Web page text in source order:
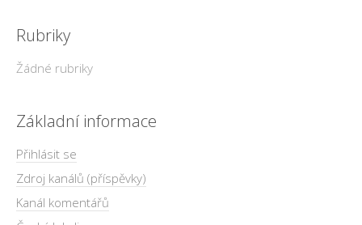
Rubriky
Žádné rubriky
Základní informace
Přihlásit se
Zdroj kanálů (příspěvky)
Kanál komentářů